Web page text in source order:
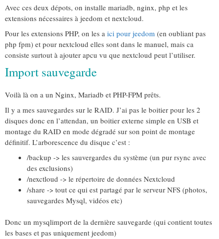
Avec ces deux dépots, on installe mariadb, nginx, php et les
extensions nécessaires à jeedom et nextcloud.
Pour les extensions PHP, on les a ici pour jeedom (en oubliant pas
php fpm) et pour nextcloud elles sont dans le manuel, mais ca
consiste surtout à ajouter apcu vu que nextcloud peut l’utiliser.
Import sauvegarde
Voilà là on a un Nginx, Mariadb et PHP-FPM prêts.
Il y a mes sauvegardes sur le RAID. J’ai pas le boitier pour les 2
disques donc en l’attendan, un boitier externe simple en USB et
montage du RAID en mode dégradé sur son point de montage
définitif. L’arborescence du disque c’est :
/backup -> les sauvergardes du système (un pur rsync avec
des exclusions)
/nexctloud -> le répertoire de données Nextcloud
/share -> tout ce qui est partagé par le serveur NFS (photos,
sauvegardes Mysql, vidéos etc)
Donc un mysqlimport de la dernière sauvegarde (qui contient toutes
les bases et pas uniquement jeedom)